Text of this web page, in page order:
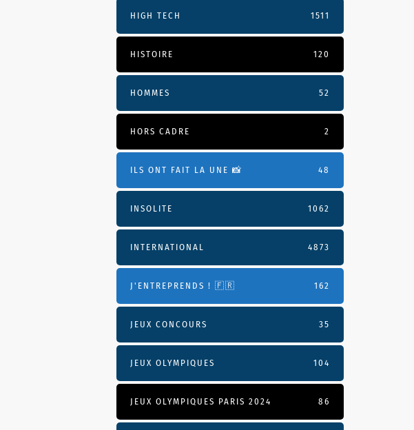
HIGH TECH 1511
HISTOIRE 120
HOMMES 52
HORS CADRE 2
ILS ONT FAIT LA UNE 📸 48
INSOLITE 1062
INTERNATIONAL 4873
J'ENTREPRENDS ! 🇫🇷 162
JEUX CONCOURS 35
JEUX OLYMPIQUES 104
JEUX OLYMPIQUES PARIS 2024 86